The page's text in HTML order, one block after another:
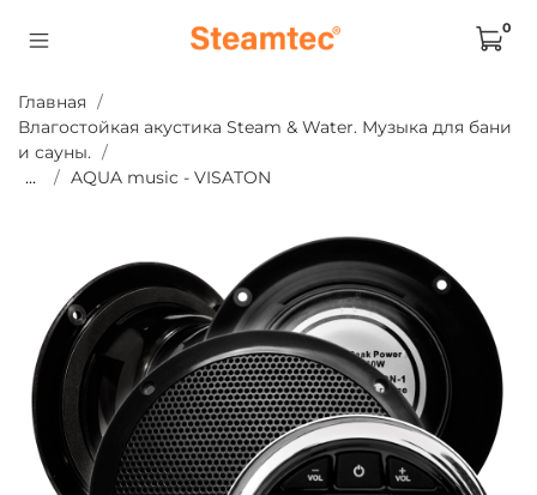
0
Главная
Влагостойкая акустика Steam & Water. Музыка для бани
и сауны.
...
AQUA music - VISATON